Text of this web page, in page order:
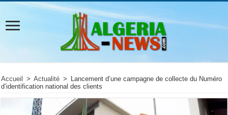
Accueil > Actualité >
Lancement d’une campagne de collecte du Numéro
d’identification national des clients